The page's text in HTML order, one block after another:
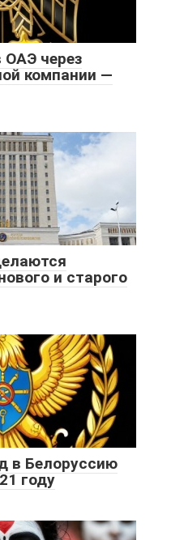
через
компании —
и старого
в Белоруссию
году